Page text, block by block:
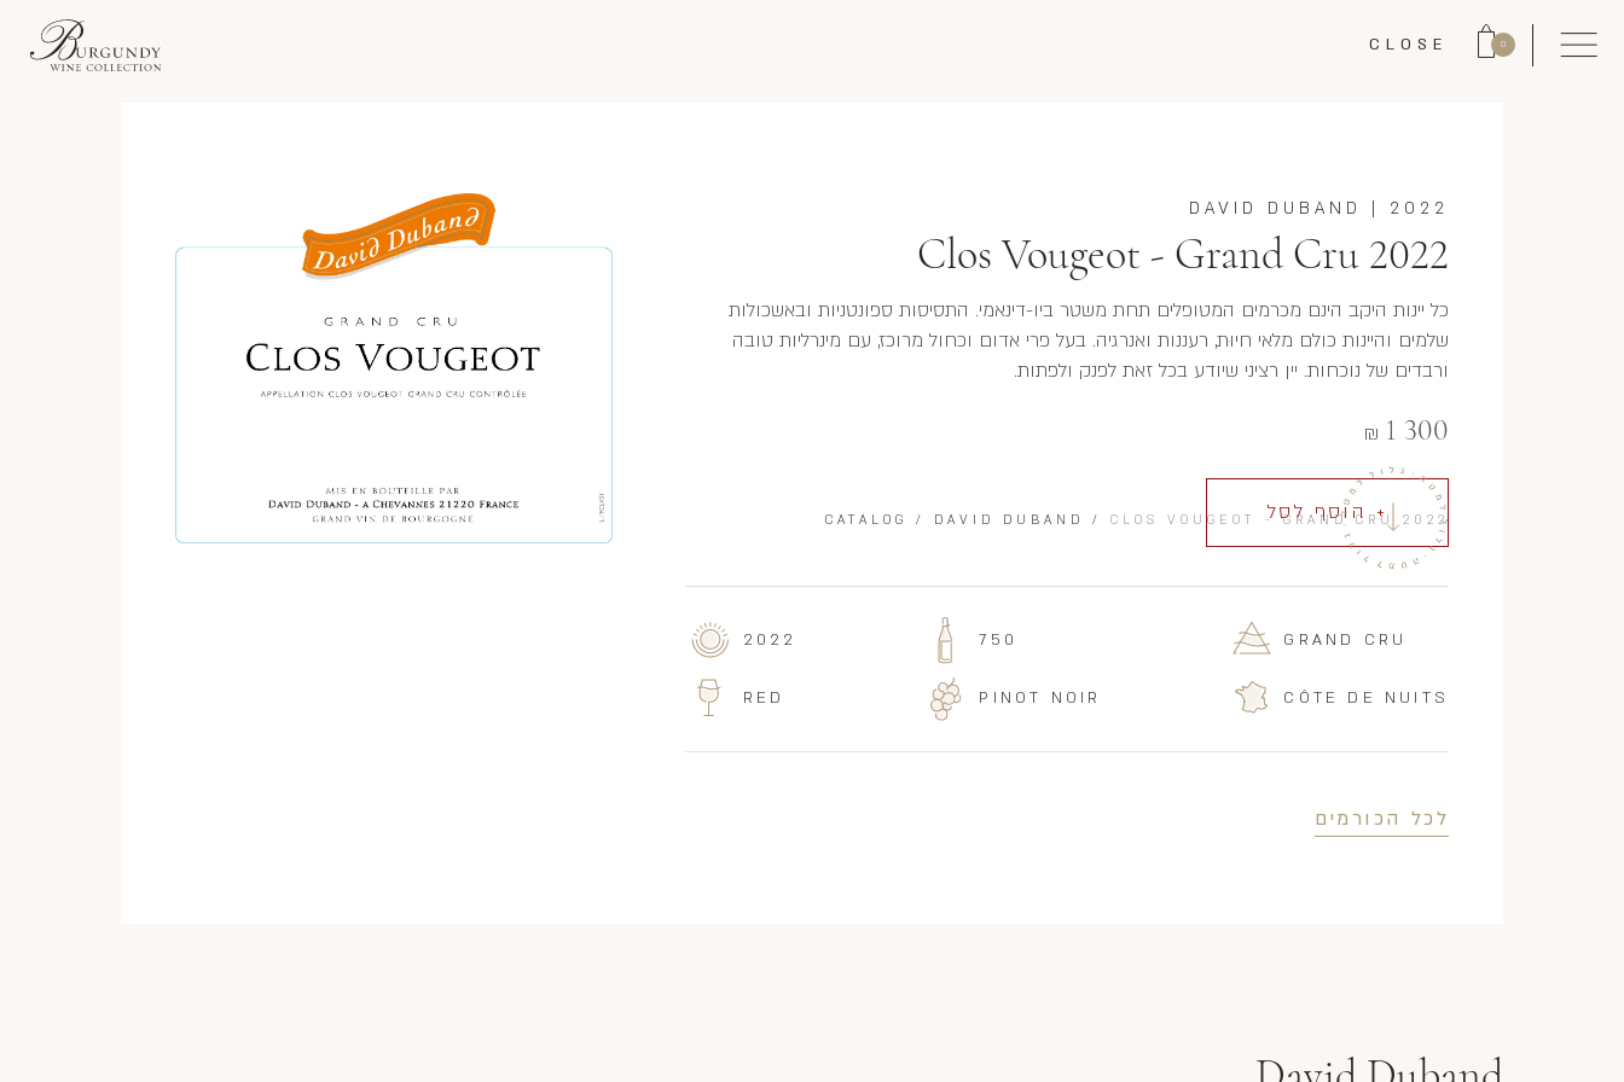
0
CLOSE
CATALOG / DAVID DUBAND / CLOS VOUGEOT - GRAND CRU 2022
2022
|
DAVID DUBAND
Clos Vougeot - Grand Cru 2022
כל יינות היקב הינם מכרמים המטופלים תחת משטר ביו-דינאמי. התסיסות ספונטניות ובאשכולות
שלמים והיינות כולם מלאי חיוּת, רעננות ואנרגיה. בעל פרי אדום וכחול מרוכז, עם מינרליות טובה
ורבדים של נוכחות. יין רציני שיודע בכל זאת לפנק ולפתות.
1 300
₪
+ הוסף לסל
2022
RED
750
PINOT NOIR
GRAND CRU
CÔTE DE NUITS
לכל הכורמים